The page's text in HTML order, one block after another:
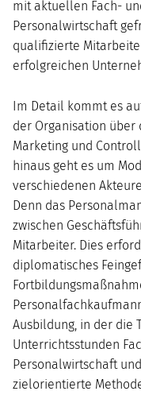
mit aktuellen Fach-
Personalwirtschaft
qualifizierte
erfolgreichen
Im Detail kommt es
der Organisation über
Marketing und
hinaus geht es um
verschiedenen
Denn das
zwischen
Mitarbeiter. Dies
diplomatisches
Ausbildung, in der die
Unterrichtsstunden
Personalwirtschaft
zielorientierte